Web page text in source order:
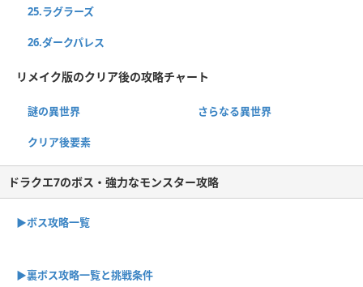
25.ラグラーズ
26.ダークパレス
リメイク版のクリア後の攻略チャート
謎の異世界 さらなる異世界
クリア後要素
ドラクエ7のボス・強力なモンスター攻略
▶ボス攻略一覧
▶裏ボス攻略一覧と挑戦条件